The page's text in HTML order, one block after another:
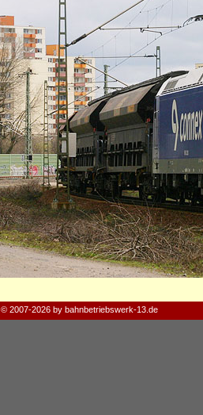
© 2007-2026 by bahnbetriebswerk-13.de